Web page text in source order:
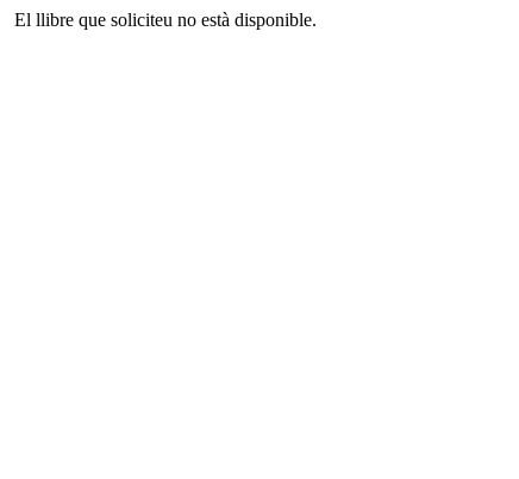
El llibre que soliciteu no està disponible.